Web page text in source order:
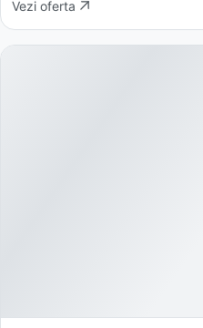
Vezi oferta